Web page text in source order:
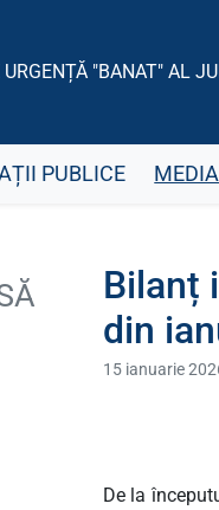
PUBLICE MEDIA
Bilanț
din
15 ianuarie
De la